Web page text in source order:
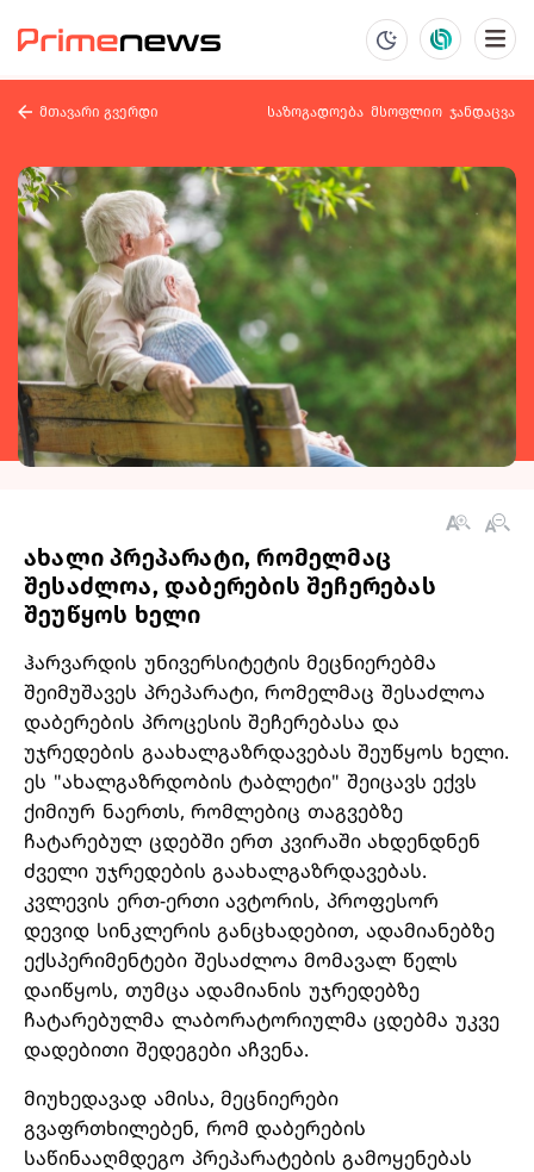
მთავარი გვერდი საზოგადოება მსოფლიო ჯანდაცვა
ახალი პრეპარატი, რომელმაც
შესაძლოა, დაბერების შეჩერებას
შეუწყოს ხელი
ჰარვარდის უნივერსიტეტის მეცნიერებმა
შეიმუშავეს პრეპარატი, რომელმაც შესაძლოა
დაბერების პროცესის შეჩერებასა და
უჯრედების გაახალგაზრდავებას შეუწყოს ხელი.
ეს "ახალგაზრდობის ტაბლეტი" შეიცავს ექვს
ქიმიურ ნაერთს, რომლებიც თაგვებზე
ჩატარებულ ცდებში ერთ კვირაში ახდენდნენ
ძველი უჯრედების გაახალგაზრდავებას.
კვლევის ერთ-ერთი ავტორის, პროფესორ
დევიდ სინკლერის განცხადებით, ადამიანებზე
ექსპერიმენტები შესაძლოა მომავალ წელს
დაიწყოს, თუმცა ადამიანის უჯრედებზე
ჩატარებულმა ლაბორატორიულმა ცდებმა უკვე
დადებითი შედეგები აჩვენა.
მიუხედავად ამისა, მეცნიერები
გვაფრთხილებენ, რომ დაბერების
საწინააღმდეგო პრეპარატების გამოყენებას